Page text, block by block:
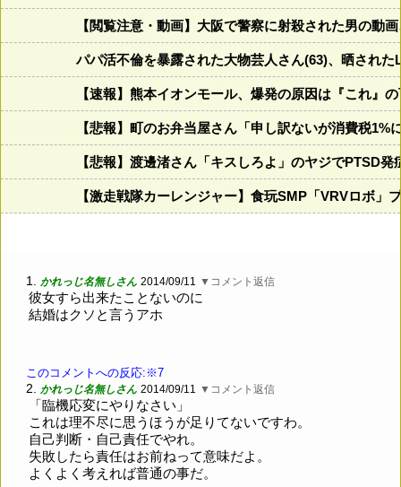
【閲覧注意・動画】大阪で警察に射殺された男の
パパ活不倫を暴露された大物芸人さん(63)、晒され
【速報】熊本イオンモール、爆発の原因は『これ』
【悲報】町のお弁当屋さん「申し訳ないが消費税
【悲報】渡邊渚さん「キスしろよ」のヤジでPTSD
【激走戦隊カーレンジャー】食玩SMP「VRVロボ」
1. かれっじ名無しさん 2014/09/11 ▼コメント返信
彼女すら出来たことないのに
結婚はクソと言うアホ
このコメントへの反応:※7
2. かれっじ名無しさん 2014/09/11 ▼コメント返信
「臨機応変にやりなさい」
これは理不尽に思うほうが足りてないですわ。
自己判断・自己責任でやれ。
失敗したら責任はお前ねって意味だよ。
よくよく考えれば普通の事だ。